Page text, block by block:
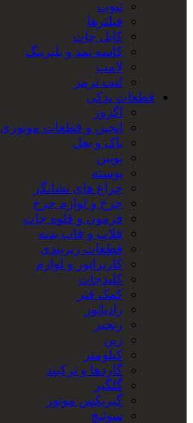
تیوپ
فیلترها
کابل جات
کاسه نمد و بلبرینگ
لامپ
لنت ترمز
قطعات یدکی
اگزوز
انجین و قطعات موتوری
باک و بغل
بوبین
پوسته
چراغ های نشانگر
چرخ و لوازم چرخ
فرمون و قلوه جات
فلاپ و قاب بدنه
قطعات زیربندی
کاربراتور و لوازم
کلیدجات
کمک فنر
رادیاتور
زنجیر
زین
کیلومتر
گاردها و ترکبند
گلگیر
گیربکس موتور
سوئیچ